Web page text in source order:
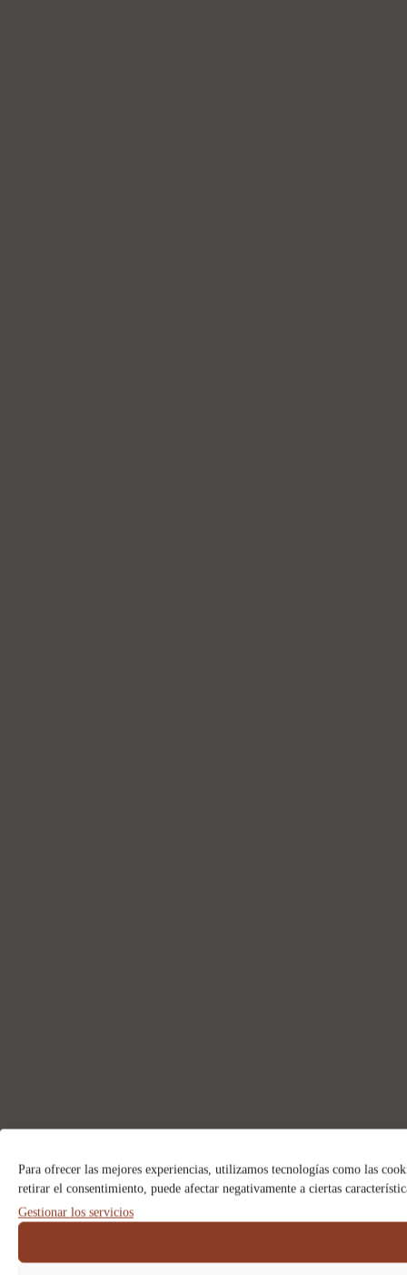
Para ofrecer las mejores experiencias, utilizamos tecnologías como las
retirar el consentimiento, puede afectar negativamente a ciertas
Gestionar los servicios